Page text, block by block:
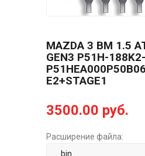
MAZDA 3 BM 1.5
GEN3 P51H-
E2+STAGE1
3500.00 руб.
Расширение файла: